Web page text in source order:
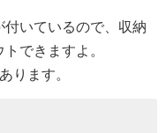
いているので、収納
できますよ。
ります。